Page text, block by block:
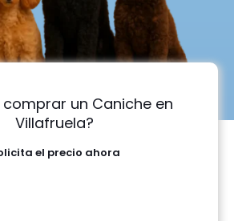
comprar un Caniche en
Villafruela?
el precio ahora